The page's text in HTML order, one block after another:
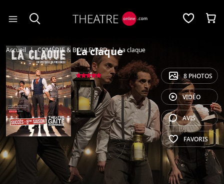
Accueil COMÉDIE & BOULEVARD La claque
La claque
215 avis 8 PHOTOS
VIDÉO
AVIS
FAVORIS